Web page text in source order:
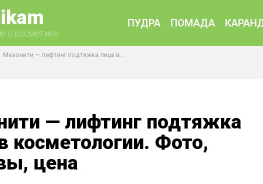
о косметике
ПУДРА ПОМАДА
Мезонити — лифтинг подтяжка лица в косметологии. Фото, отзывы, цена
— лифтинг подтяжка
косметологии. Фото,
цена